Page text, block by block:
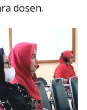
dosen.